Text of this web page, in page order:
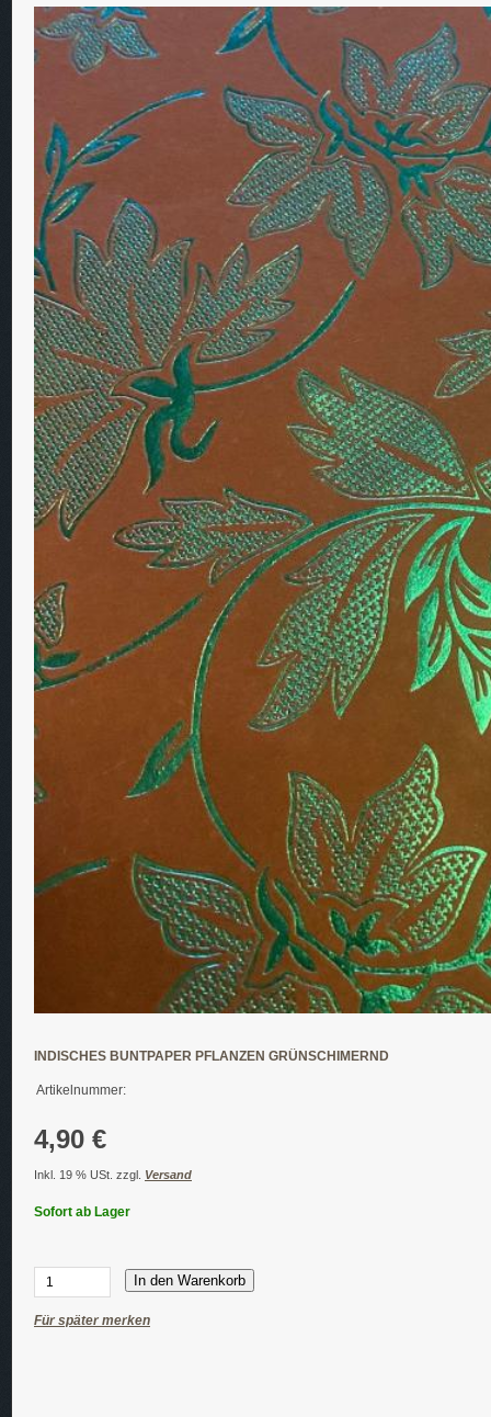
INDISCHES BUNTPAPER PFLANZEN GRÜNSCHIMERND
Artikelnummer:
4,90 €
Inkl. 19 % USt. zzgl. Versand
Sofort ab Lager
In den Warenkorb
Für später merken